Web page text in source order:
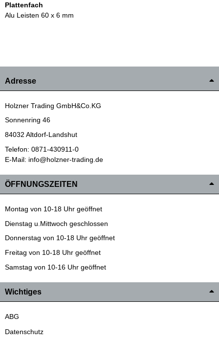
Plattenfach
Alu Leisten 60 x 6 mm
Adresse
Holzner Trading GmbH&Co.KG
Sonnenring 46
84032 Altdorf-Landshut
Telefon: 0871-430911-0
E-Mail: info@holzner-trading.de
ÖFFNUNGSZEITEN
Montag von 10-18 Uhr geöffnet
Dienstag u.Mittwoch geschlossen
Donnerstag von 10-18 Uhr geöffnet
Freitag von 10-18 Uhr geöffnet
Samstag von 10-16 Uhr geöffnet
Wichtiges
ABG
Datenschutz